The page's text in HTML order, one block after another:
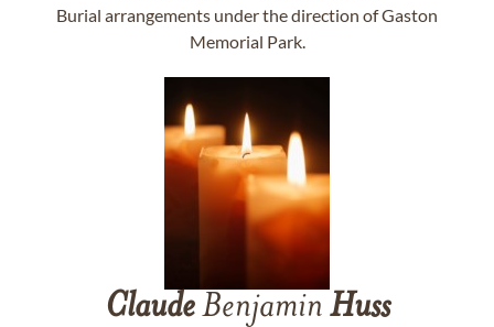
Burial arrangements under the direction of Gaston
Memorial Park.
ClaudeBenjamin Huss